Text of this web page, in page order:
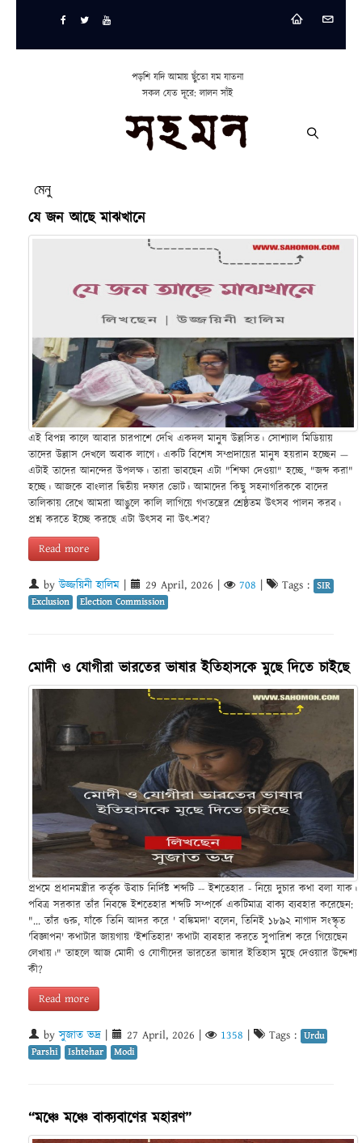
পড়শি যদি আমায় ছুঁতো যম যাতনা
সকল যেত দূরে: লালন সাঁই
মেনু
যে জন আছে মাঝখানে
এই বিপন্ন কালে আবার চারপাশে দেখি একদল মানুষ উল্লসিত। সোশ্যাল মিডিয়ায়
তাদের উল্লাস দেখলে অবাক লাগে। একটি বিশেষ সম্প্রদায়ের মানুষ হয়রান হচ্ছেন —
এটাই তাদের আনন্দের উপলক্ষ। তারা ভাবছেন এটা "শিক্ষা দেওয়া" হচ্ছে, "জব্দ করা"
হচ্ছে। আজকে বাংলার দ্বিতীয় দফার ভোট। আমাদের কিছু সহনাগরিককে বাদের
তালিকায় রেখে আমরা আঙুলে কালি লাগিয়ে গণতন্ত্রের শ্রেষ্ঠতম উৎসব পালন করব।
প্রশ্ন করতে ইচ্ছে করছে এটা উৎসব না উৎ-শব?
Read more
byউজ্জয়িনী হালিম 29 April, 2026 708 Tags : SIR
Exclusion
Election Commission
মোদী ও যোগীরা ভারতের ভাষার ইতিহাসকে মুছে দিতে চাইছে
প্রথমে প্রধানমন্ত্রীর কর্তৃক উবাচ নির্দিষ্ট শব্দটি -- ইশতেহার - নিয়ে দুচার কথা বলা যাক।
পবিত্র সরকার তাঁর নিবন্ধে ইশতেহার শব্দটি সম্পর্কে একটিমাত্র বাক্য ব্যবহার করেছেন:
"... তাঁর গুরু, যাঁকে তিনি আদর করে ' বঙ্কিমদা' বলেন, তিনিই ১৮৯২ নাগাদ সংস্কৃত
'বিজ্ঞাপন' কথাটার জায়গায় 'ইশতিহার' কথাটা ব্যবহার করতে সুপারিশ করে গিয়েছেন
লেখায়।" তাহলে আজ মোদী ও যোগীদের ভারতের ভাষার ইতিহাস মুছে দেওয়ার উদ্দেশ্য
কী?
Read more
byসুজাত ভদ্র 27 April, 2026 1358 Tags : Urdu
Parshi
Ishtehar Modi
“মঞ্চে মঞ্চে বাক্যবাণের মহারণ”